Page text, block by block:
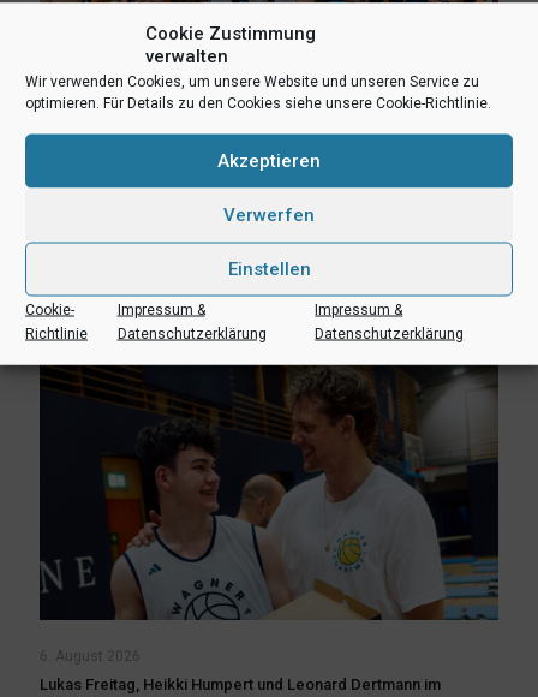
Cookie Zustimmung
verwalten
Wir verwenden Cookies, um unsere Website und unseren Service zu
optimieren. Für Details zu den Cookies siehe unsere Cookie-Richtlinie.
Akzeptieren
Verwerfen
Einstellen
Cookie-
Richtlinie
Impressum &
Datenschutzerklärung
Impressum &
Datenschutzerklärung
Erlebnis Wagner-Academy! Lernen von den NBA-Stars Franz
6. August 2026
Lukas Freitag, Heikki Humpert und Leonard Dertmann im